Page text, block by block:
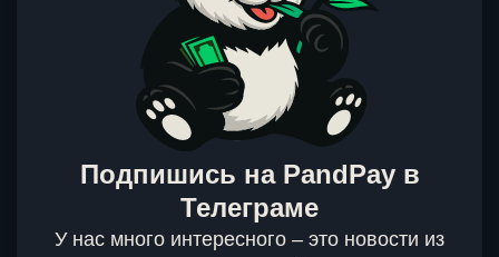
Подпишись на PandPay в
Телеграме
У нас много интересного – это новости из